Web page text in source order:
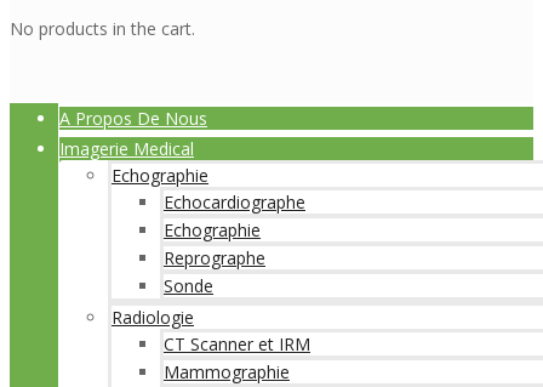
No products in the cart.
A Propos De Nous
Imagerie Medical
Echographie
Echocardiographe
Echographie
Reprographe
Sonde
Radiologie
CT Scanner et IRM
Mammographie